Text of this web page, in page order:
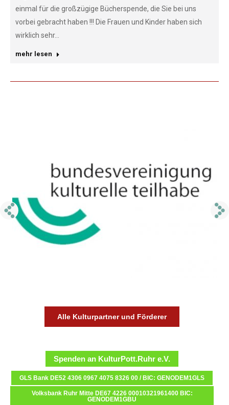
einmal für die großzügige Bücherspende, die Sie bei uns
vorbei gebracht haben !!! Die Frauen und Kinder haben sich
wirklich sehr…
mehr lesen
Alle Kulturpartner und Förderer
Spenden an KulturPott.Ruhr e.V.
GLS Bank DE52 4306 0967 4075 8326 00 / BIC: GENODEM1GLS
Volksbank Ruhr Mitte DE67 4226 00010321961400 BIC:
GENODEM1GBU